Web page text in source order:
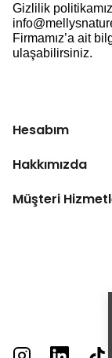
Gizlilik
Firmamız’a ait
ulaşabilirsiniz.
Hesabım
Hakkımızda
Müşteri